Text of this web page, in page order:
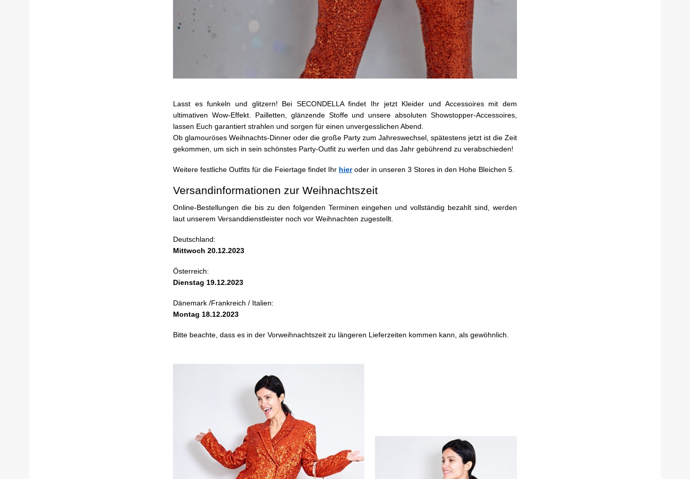
Lasst es funkeln und glitzern! Bei SECONDELLA findet Ihr jetzt Kleider und Accessoires mit dem
ultimativen Wow-Effekt. Pailletten, glänzende Stoffe und unsere absoluten Showstopper-Accessoires,
lassen Euch garantiert strahlen und sorgen für einen unvergesslichen Abend.
Ob glamouröses Weihnachts-Dinner oder die große Party zum Jahreswechsel, spätestens jetzt ist die Zeit
gekommen, um sich in sein schönstes Party-Outfit zu werfen und das Jahr gebührend zu verabschieden!
Weitere festliche Outfits für die Feiertage findet Ihr hieroder in unseren 3 Stores in den Hohe Bleichen 5.
Versandinformationen zur Weihnachtszeit
Online-Bestellungen die bis zu den folgenden Terminen eingehen und vollständig bezahlt sind, werden
laut unserem Versanddienstleister noch vor Weihnachten zugestellt.
Deutschland:
Mittwoch 20.12.2023
Österreich:
Dienstag 19.12.2023
Dänemark /Frankreich / Italien:
Montag 18.12.2023
Bitte beachte, dass es in der Vorweihnachtszeit zu längeren Lieferzeiten kommen kann, als gewöhnlich.